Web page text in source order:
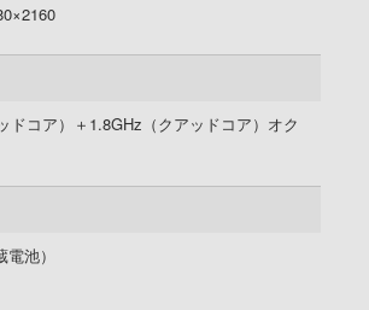
ドコア）＋1.8GHz（クアッドコア）オク
池）